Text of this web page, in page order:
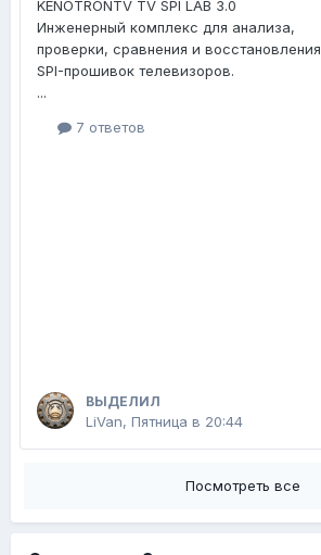
KENOTRONTV TV SPI LAB 3.0
Инженерный комплекс для анализа,
проверки, сравнения и восстановления
SPI-прошивок телевизоров.
...
7 ответов
ВЫДЕЛИЛ
LiVan, Пятница в 20:44
Посмотреть все